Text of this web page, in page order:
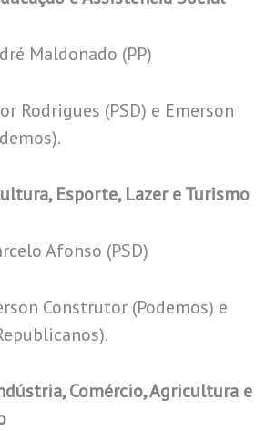
Maldonado (PP)
Rodrigues (PSD) e Emerson
Esporte, Lazer e Turismo
Afonso (PSD)
Construtor (Podemos) e
Comércio, Agricultura e